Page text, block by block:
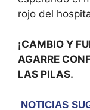
rojo del
¡CAMBIO Y
AGARRE
LAS PILAS.